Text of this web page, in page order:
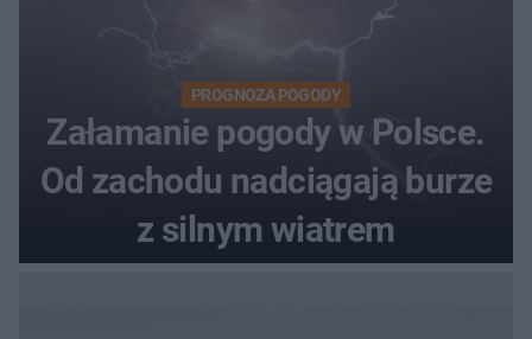
PROGNOZA POGODY
Załamanie pogody w Polsce.
Od zachodu nadciągają burze
z silnym wiatrem